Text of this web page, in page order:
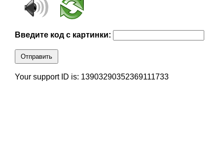
Введите код с картинки:
Отправить
Your support ID is: 13903290352369111733